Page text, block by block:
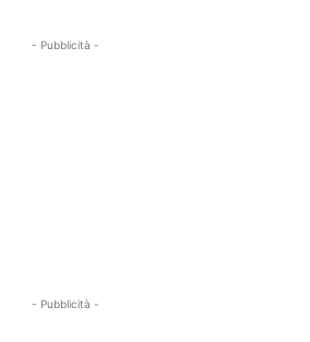
- Pubblicità -
- Pubblicità -